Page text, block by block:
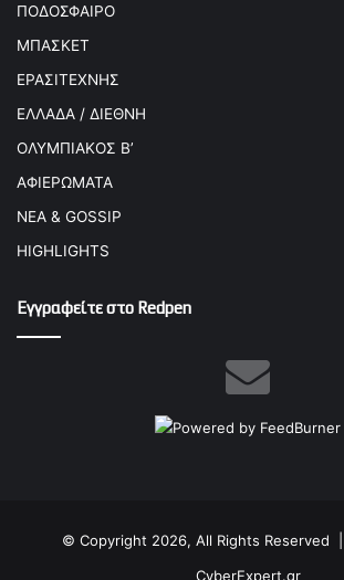
ΠΟΔΟΣΦΑΙΡΟ
ΜΠΑΣΚΕΤ
ΕΡΑΣΙΤΕΧΝΗΣ
ΕΛΛΑΔΑ / ΔΙΕΘΝΗ
ΟΛΥΜΠΙΑΚΟΣ Β’
ΑΦΙΕΡΩΜΑΤΑ
ΝΕΑ & GOSSIP
HIGHLIGHTS
Εγγραφείτε στο Redpen
© Copyright 2026, All Rights Reserved |
CyberExpert.gr